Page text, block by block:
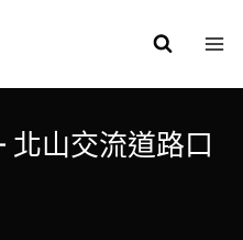
山交流道路口